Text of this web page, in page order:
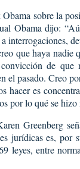
sobre la
Obama dijo:
interrogaciones,
que haya nadie
de que
el pasado. Creo
hacer es
por lo qué se hizo
Greenberg
jurídicas es, por
leyes, entre